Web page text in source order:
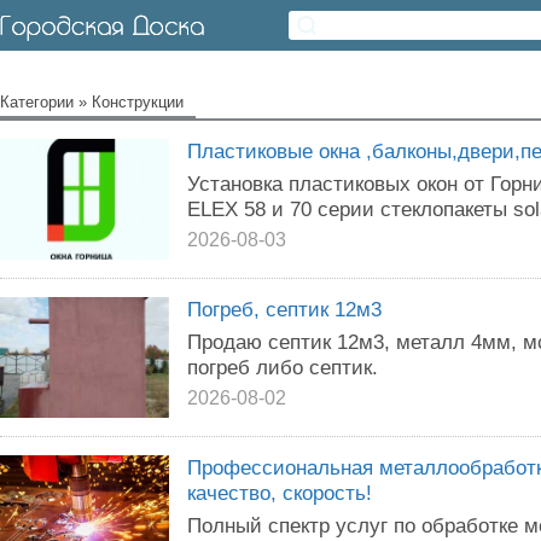
Категории » Конструкции
Пластиковые окна
Установка пластиковых окон от
ELEX 58 и 70 серии стеклопакеты
2026-08-03
Погреб, септик 12м3
Продаю септик 12м3, металл 4мм,
погреб либо септик.
2026-08-02
Профессиональная
качество, скорость!
Полный спектр услуг по обработке